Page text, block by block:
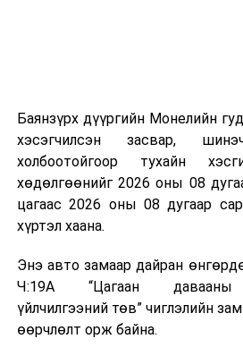
болон дулааны эрчим хүч
болдог. Зарим технологийн
үлдэх үнснээс фосфор зэрэг
авах боломжтой аж.
Япон, Герман, Швейцар,
зэрэг улс лаг хатаах, шатаах
байна. Тухайлбал, Германд
гарсан үнснээс фосфор
ашигладаг бол
боловсруулах үйлдвэрүүдээр
Баянзүрх дүүргийн Монелийн
хэсэгчилсэн засвар,
холбоотойгоор тухайн
хөдөлгөөнийг 2026 оны 08
цагаас 2026 оны 08 дугаар
хүртэл хаана.
Энэ авто замаар дайран
Ч:19А “Цагаан давааны
үйлчилгээний төв” чиглэлийн
өөрчлөлт орж байна.